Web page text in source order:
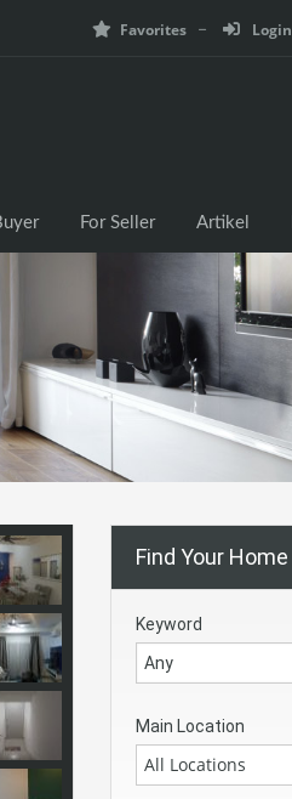
Favorites Login
For Seller Artikel
Find Your Home
Keyword
Main Location
All Locations